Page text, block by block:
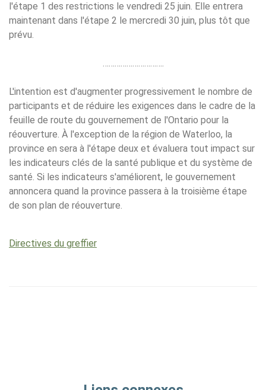
l'étape 1 des restrictions le vendredi 25 juin. Elle entrera
maintenant dans l'étape 2 le mercredi 30 juin, plus tôt que
prévu.
………………………….
L'intention est d'augmenter progressivement le nombre de
participants et de réduire les exigences dans le cadre de la
feuille de route du gouvernement de l'Ontario pour la
réouverture. À l'exception de la région de Waterloo, la
province en sera à l'étape deux et évaluera tout impact sur
les indicateurs clés de la santé publique et du système de
santé. Si les indicateurs s'améliorent, le gouvernement
annoncera quand la province passera à la troisième étape
de son plan de réouverture.
Directives du greffier